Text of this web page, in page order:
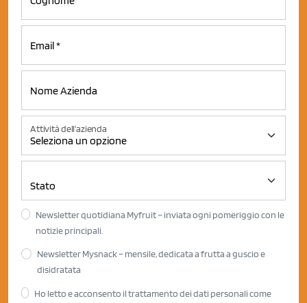
Attività dell'azienda
Newsletter quotidiana Myfruit – inviata ogni pomeriggio con le
notizie principali.
Newsletter Mysnack – mensile, dedicata a frutta a guscio e
disidratata
Ho letto e acconsento il trattamento dei dati personali come